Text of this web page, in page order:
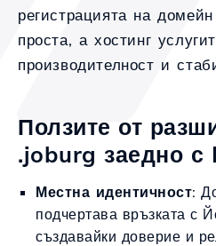
регистрацията на
проста, а хостинг
производителност и
Ползите от
.joburg заедно с
Местна идентичност:
подчертава връзката с
създавайки доверие и